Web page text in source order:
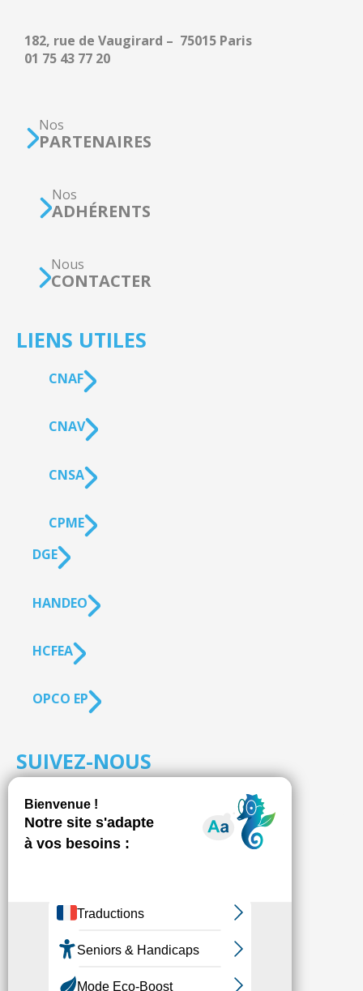
182, rue de Vaugirard – 75015 Paris
01 75 43 77 20
Nos
PARTENAIRES
Nos
ADHÉRENTS
Nous
CONTACTER
LIENS UTILES
CNAF
CNAV
CNSA
CPME
DGE
HANDEO
HCFEA
OPCO EP
SUIVEZ-NOUS
Fédésap © 2021
Mentions légales